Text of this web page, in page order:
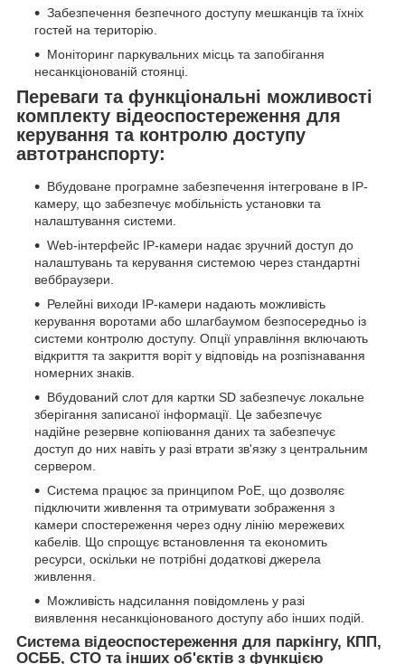
Забезпечення безпечного доступу мешканців та їхніх
гостей на територію.
Моніторинг паркувальних місць та запобігання
несанкціонованій стоянці.
Переваги та функціональні можливості
комплекту відеоспостереження для
керування та контролю доступу
автотранспорту:
Вбудоване програмне забезпечення інтегроване в IP-
камеру, що забезпечує мобільність установки та
налаштування системи.
Web-інтерфейс IP-камери надає зручний доступ до
налаштувань та керування системою через стандартні
веббраузери.
Релейні виходи IP-камери надають можливість
керування воротами або шлагбаумом безпосередньо із
системи контролю доступу. Опції управління включають
відкриття та закриття воріт у відповідь на розпізнавання
номерних знаків.
Вбудований слот для картки SD забезпечує локальне
зберігання записаної інформації. Це забезпечує
надійне резервне копіювання даних та забезпечує
доступ до них навіть у разі втрати зв'язку з центральним
сервером.
Система працює за принципом PoE, що дозволяє
підключити живлення та отримувати зображення з
камери спостереження через одну лінію мережевих
кабелів. Що спрощує встановлення та економить
ресурси, оскільки не потрібні додаткові джерела
живлення.
Можливість надсилання повідомлень у разі
виявлення несанкціонованого доступу або інших подій.
Система відеоспостереження для паркінгу, КПП,
ОСББ, СТО та інших об'єктів з функцією